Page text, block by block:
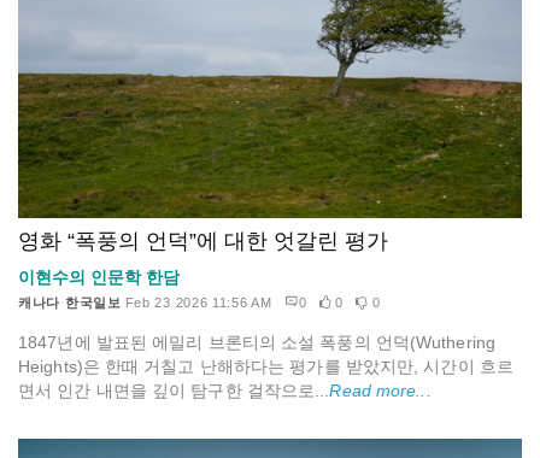
영화 “폭풍의 언덕”에 대한 엇갈린 평가
이현수의 인문학 한담
캐나다 한국일보 Feb 23 2026 11:56 AM 0 0 0
1847년에 발표된 에밀리 브론티의 소설 폭풍의 언덕(Wuthering
Heights)은 한때 거칠고 난해하다는 평가를 받았지만, 시간이 흐르
면서 인간 내면을 깊이 탐구한 걸작으로...Read more...